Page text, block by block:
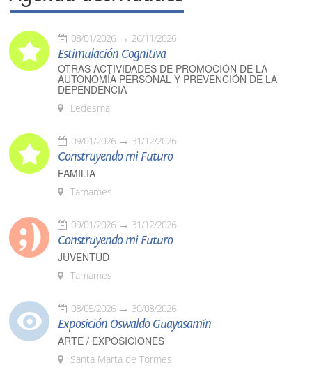
08/01/2026 26/11/2026
Estimulación Cognitiva
OTRAS ACTIVIDADES DE PROMOCIÓN DE LA
AUTONOMÍA PERSONAL Y PREVENCIÓN DE LA
DEPENDENCIA
Ledesma
09/01/2026 31/12/2026
Construyendo mi Futuro
FAMILIA
Tamames
09/01/2026 31/12/2026
Construyendo mi Futuro
JUVENTUD
Tamames
08/05/2026 30/08/2026
Exposición Oswaldo Guayasamín
ARTE / EXPOSICIONES
Santa Marta de Tormes